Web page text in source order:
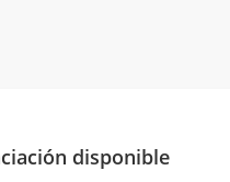
disponible